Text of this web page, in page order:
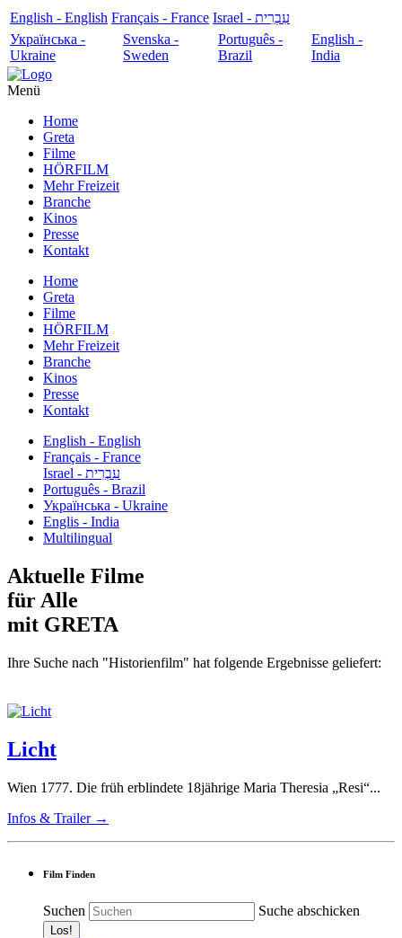
English - English Français - France
עִבְרִית - Israel
Українська -
Ukraine
Svenska -
Sweden
Português -
Brazil
English -
India
Menü
Home
Greta
Filme
HÖRFILM
Mehr Freizeit
Branche
Kinos
Presse
Kontakt
Home
Greta
Filme
HÖRFILM
Mehr Freizeit
Branche
Kinos
Presse
Kontakt
English - English
Français - France
עִבְרִית - Israel
Português - Brazil
Українська - Ukraine
Englis - India
Multilingual
Aktuelle Filme
für Alle
mit GRETA
Ihre Suche nach "Historienfilm" hat folgende Ergebnisse geliefert:
Licht
Wien 1777. Die früh erblindete 18jährige Maria Theresia „Resi“...
Infos & Trailer →
Film Finden
Suchen Suche abschicken